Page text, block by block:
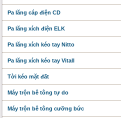
Pa lăng cáp điện CD
Pa lăng xích điện ELK
Pa lăng xích kéo tay Nitto
Pa lăng xích kéo tay Vitall
Tời kéo mặt đất
Máy trộn bê tông tự do
Máy trộn bê tông cưỡng bức